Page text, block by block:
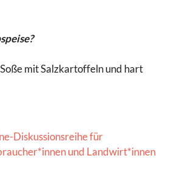
mit Salzkartoffeln und hart
Diskussionsreihe für
und Landwirt*innen